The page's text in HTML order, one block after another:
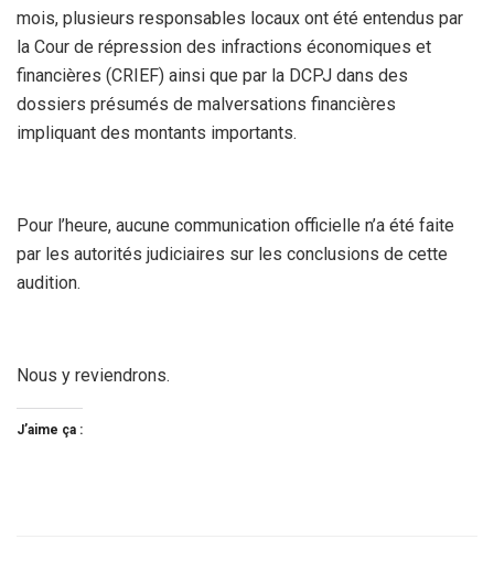
mois, plusieurs responsables locaux ont été entendus par
la Cour de répression des infractions économiques et
financières (CRIEF) ainsi que par la DCPJ dans des
dossiers présumés de malversations financières
impliquant des montants importants.
Pour l’heure, aucune communication officielle n’a été faite
par les autorités judiciaires sur les conclusions de cette
audition.
Nous y reviendrons.
J’aime ça :